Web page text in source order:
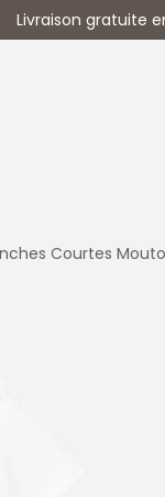
Livraison gratuite
Courtes